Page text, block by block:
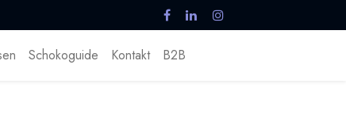
Schokoguide Kontakt B2B